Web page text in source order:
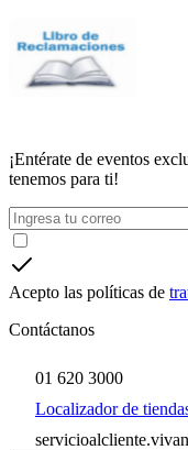
¡Entérate de eventos
tenemos para ti!
Acepto las políticas de
Contáctanos
01 620 3000
Localizador de